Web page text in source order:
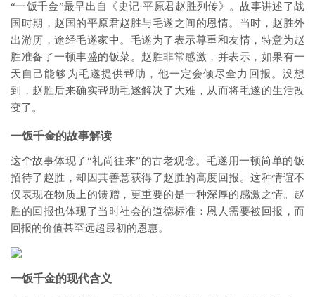
“一饭千金”最早出自《史记·平原君赵胜列传》。故事讲述了战
国时期，赵国的平原君赵胜与毛遂之间的恩情。当时，赵胜外
出游历，途经毛遂家中。毛遂为了表示尊重和友情，特意为赵
胜准备了一顿丰盛的饭菜。赵胜非常感激，并表示，如果有一
天自己能够为毛遂提供帮助，他一定会倾尽全力回报。没想
到，赵胜后来确实帮助毛遂解决了大难，从而将毛遂的生活改
变了。
一饭千金的故事解读
这个故事体现了“礼尚往来”的古老观念。毛遂用一顿简单的饭
招待了赵胜，却因其善意获得了赵胜的高度回报。这种情谊不
仅表现在物质上的馈赠，更重要的是一种深厚的感激之情。赵
胜的回报也体现了当时社会的道德标准：恩人需要被回报，而
回报的价值甚至远超最初的恩惠。
一饭千金的现代含义